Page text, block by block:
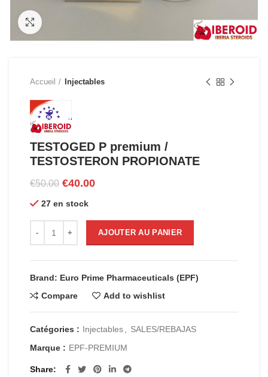
Accueil Injectables
TESTOGED P premium /
TESTOSTERON PROPIONATE
€50.00 Le
initial
était :
€50.00.
€40.00Le
est :
€40.00.
27 en stock
AJOUTER AU PANIER
Brand: Euro Prime Pharmaceuticals (EPF)
Compare
Add to wishlist
Catégories : Injectables
SALES/REBAJAS
Marque : EPF-PREMIUM
Share